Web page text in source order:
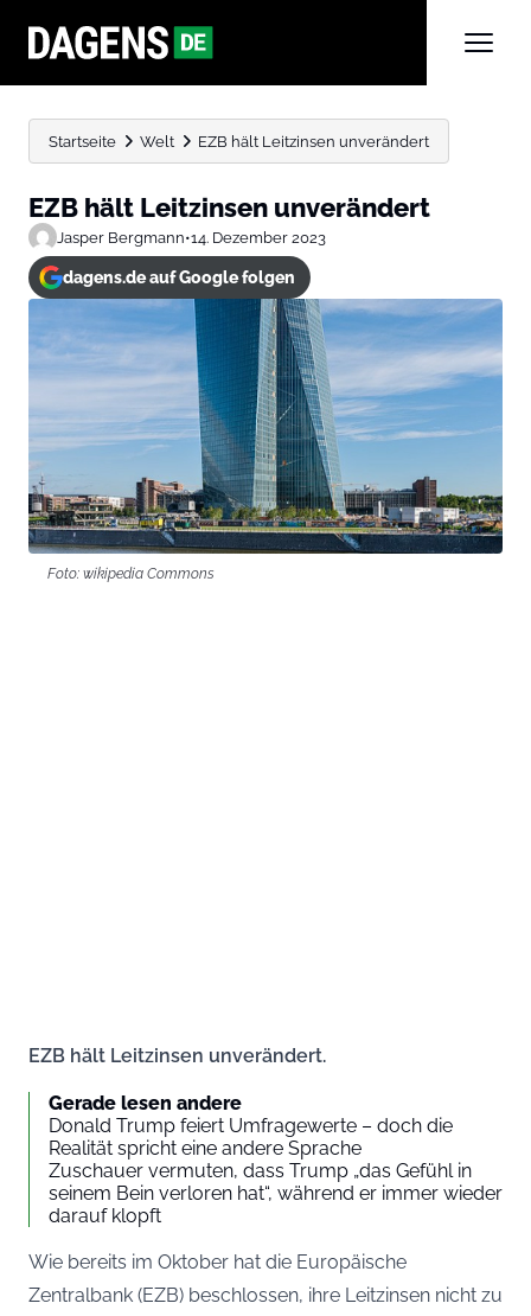
Startseite Welt EZB hält Leitzinsen unverändert
EZB hält Leitzinsen unverändert
Jasper Bergmann•14. Dezember 2023
dagens.de auf Google folgen
Foto: wikipedia Commons
EZB hält Leitzinsen unverändert.
Gerade lesen andere
Donald Trump feiert Umfragewerte – doch die
Realität spricht eine andere Sprache
Zuschauer vermuten, dass Trump „das Gefühl in
seinem Bein verloren hat“, während er immer wieder
darauf klopft
Wie bereits im Oktober hat die Europäische
Zentralbank (EZB) beschlossen, ihre Leitzinsen nicht zu